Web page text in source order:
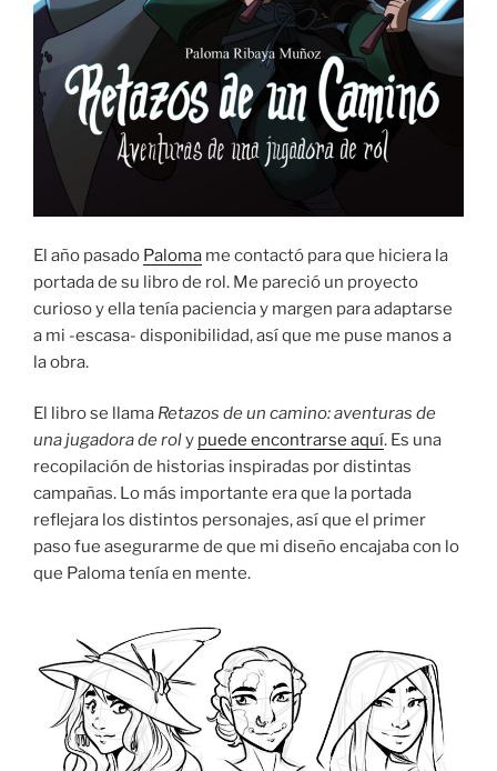
El año pasado Paloma me contactó para que hiciera la
portada de su libro de rol. Me pareció un proyecto
curioso y ella tenía paciencia y margen para adaptarse
a mi -escasa- disponibilidad, así que me puse manos a
la obra.
El libro se llama Retazos de un camino: aventuras de
una jugadora de roly puede encontrarse aquí. Es una
recopilación de historias inspiradas por distintas
campañas. Lo más importante era que la portada
reflejara los distintos personajes, así que el primer
paso fue asegurarme de que mi diseño encajaba con lo
que Paloma tenía en mente.